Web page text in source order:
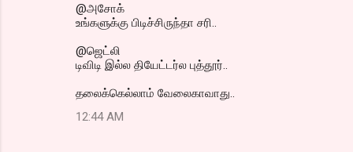
@அசோக்
உங்களுக்கு பிடிச்சிருந்தா சரி..
@ஜெட்லி
டிவிடி இல்ல தியேட்டர்ல புத்தூர்..
தலைக்கெல்லாம் வேலைகாவாது..
12:44 AM